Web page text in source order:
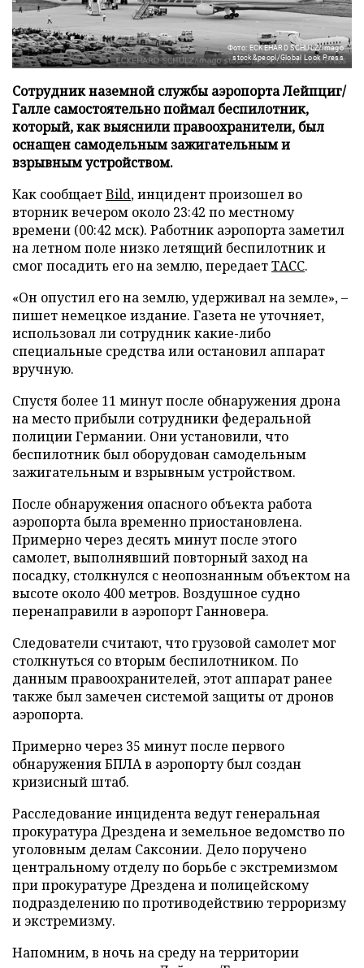
Фото: ECKEHARD SCHULZ/imago
stock&peopl/Global Look Press
Сотрудник наземной службы аэропорта Лейпциг/
Галле самостоятельно поймал беспилотник,
который, как выяснили правоохранители, был
оснащен самодельным зажигательным и
взрывным устройством.
Как сообщаетBild, инцидент произошел во
вторник вечером около 23:42 по местному
времени (00:42 мск). Работник аэропорта заметил
на летном поле низко летящий беспилотник и
смог посадить его на землю, передаетТАСС.
«Он опустил его на землю, удерживал на земле», –
пишет немецкое издание. Газета не уточняет,
использовал ли сотрудник какие-либо
специальные средства или остановил аппарат
вручную.
Спустя более 11 минут после обнаружения дрона
на место прибыли сотрудники федеральной
полиции Германии. Они установили, что
беспилотник был оборудован самодельным
зажигательным и взрывным устройством.
После обнаружения опасного объекта работа
аэропорта была временно приостановлена.
Примерно через десять минут после этого
самолет, выполнявший повторный заход на
посадку, столкнулся с неопознанным объектом на
высоте около 400 метров. Воздушное судно
перенаправили в аэропорт Ганновера.
Следователи считают, что грузовой самолет мог
столкнуться со вторым беспилотником. По
данным правоохранителей, этот аппарат ранее
также был замечен системой защиты от дронов
аэропорта.
Примерно через 35 минут после первого
обнаружения БПЛА в аэропорту был создан
кризисный штаб.
Расследование инцидента ведут генеральная
прокуратура Дрездена и земельное ведомство по
уголовным делам Саксонии. Дело поручено
центральному отделу по борьбе с экстремизмом
при прокуратуре Дрездена и полицейскому
подразделению по противодействию терроризму
и экстремизму.
Напомним, в ночь на среду на территории